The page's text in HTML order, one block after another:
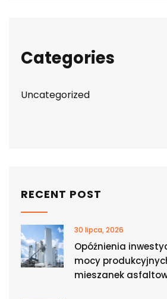
Categories
Uncategorized
RECENT POST
30 lipca, 2026
Opóźnienia
mocy
mieszanek